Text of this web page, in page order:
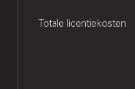
Totale licentiekosten